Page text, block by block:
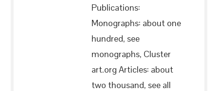
Publications:
Monographs: about one
hundred, see
monographs, Cluster
art.org Articles: about
two thousand, see all